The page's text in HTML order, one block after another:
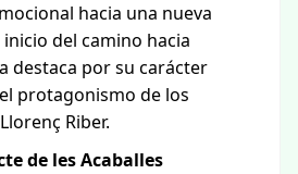
hacia una nueva
del camino hacia
destaca por su carácter
protagonismo de los
Riber.
de les Acaballes